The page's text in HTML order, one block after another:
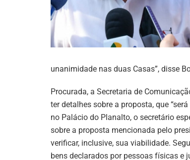
unanimidade nas duas Casas”, disse
Procurada, a Secretaria de
ter detalhes sobre a proposta, que
no Palácio do Planalto, o secretário
sobre a proposta mencionada pelo
verificar, inclusive, sua viabilidade.
bens declarados por pessoas físicas e